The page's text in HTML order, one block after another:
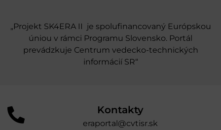
„Projekt SK4ERA II je spolufinancovaný Európskou
úniou v rámci Programu Slovensko. Portál
prevádzkuje Centrum vedecko-technických
informácií SR“
Kontakty
eraportal@cvtisr.sk